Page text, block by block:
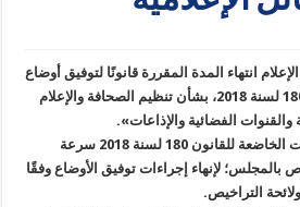
انتهاء المدة المقررة قانونًا لتوفيق أوضاع
الكيانات المخاطبة بالقانون 180 لسنة 2018، بشأن تنظيم الصحافة والإعلام
والقنوات الفضائية والإذاعات».
ويناشد المجلس جميع الكيانات الخاضعة للقانون 180 لسنة 2018 سرعة
بالمجلس؛ لإنهاء إجراءات توفيق الأوضاع وفقًا
ولائحة التراخيص.